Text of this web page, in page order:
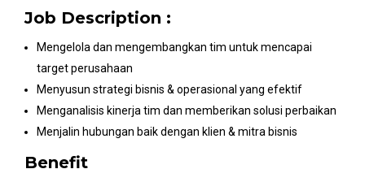
Job Description :
Mengelola dan mengembangkan tim untuk mencapai
target perusahaan
Menyusun strategi bisnis & operasional yang efektif
Menganalisis kinerja tim dan memberikan solusi perbaikan
Menjalin hubungan baik dengan klien & mitra bisnis
Benefit